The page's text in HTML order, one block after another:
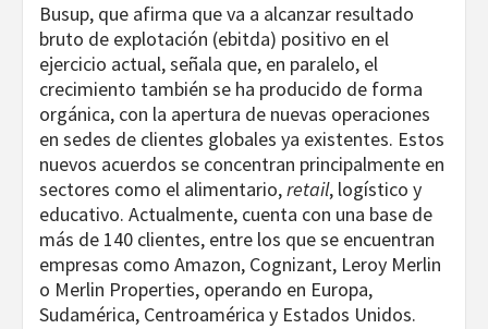
Busup, que afirma que va a alcanzar resultado
bruto de explotación (ebitda) positivo en el
ejercicio actual, señala que, en paralelo, el
crecimiento también se ha producido de forma
orgánica, con la apertura de nuevas operaciones
en sedes de clientes globales ya existentes. Estos
nuevos acuerdos se concentran principalmente en
sectores como el alimentario,retail, logístico y
educativo. Actualmente, cuenta con una base de
más de 140 clientes, entre los que se encuentran
empresas como Amazon, Cognizant, Leroy Merlin
o Merlin Properties, operando en Europa,
Sudamérica, Centroamérica y Estados Unidos.